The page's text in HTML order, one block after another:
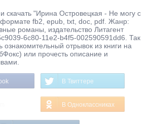
скачать "Ирина Островецкая - Не могу с
формате fb2, epub, txt, doc, pdf. Жанр:
романы, издательство Литагент
6c80-11e2-b4f5-002590591dd6. Так
отрывок из книги на
или прочесть описание и
В Твиттере
В Одноклассниках